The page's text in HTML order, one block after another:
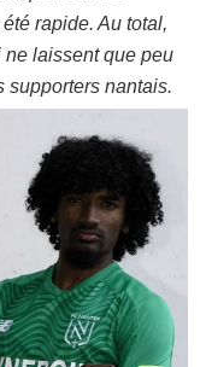
rapide. Au total,
laissent que peu
supporters nantais.